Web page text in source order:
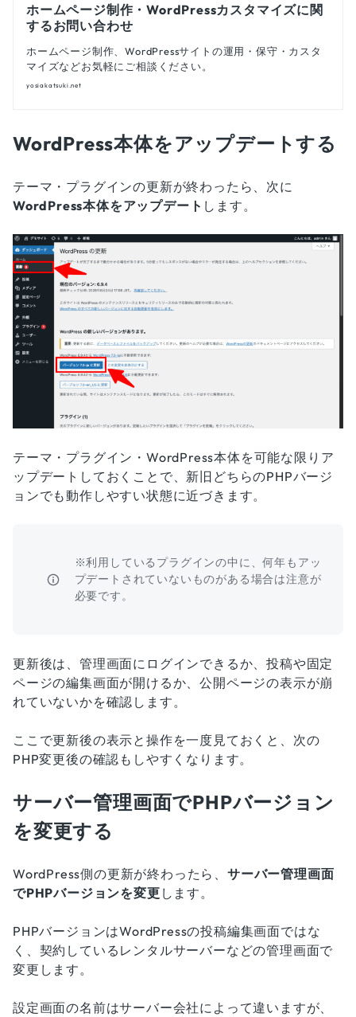
ホームページ制作・WordPressカスタマイズに関
するお問い合わせ
ホームページ制作、WordPressサイトの運用・保守・カスタ
マイズなどお気軽にご相談ください。
yosiakatsuki.net
WordPress本体をアップデートする
テーマ・プラグインの更新が終わったら、次に
WordPress本体をアップデート します。
テーマ・プラグイン・WordPress本体を可能な限りア
ップデートしておくことで、新旧どちらのPHPバージ
ョンでも動作しやすい状態に近づきます。
※利用しているプラグインの中に、何年もアッ
プデートされていないものがある場合は注意が
必要です。
更新後は、管理画面にログインできるか、投稿や固定
ページの編集画面が開けるか、公開ページの表示が崩
れていないかを確認します。
ここで更新後の表示と操作を一度見ておくと、次の
PHP変更後の確認もしやすくなります。
サーバー管理画面でPHPバージョン
を変更する
WordPress側の更新が終わったら、 サーバー管理画面
でPHPバージョンを変更 します。
PHPバージョンはWordPressの投稿編集画面ではな
く、契約しているレンタルサーバーなどの管理画面で
変更します。
設定画面の名前はサーバー会社によって違いますが、